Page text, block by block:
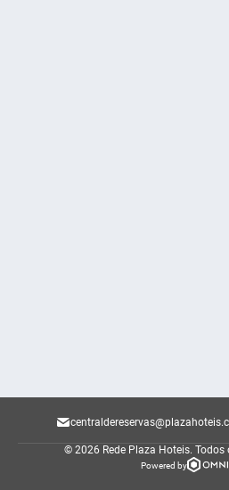
© 2026 Rede Plaza Hoteis. Todos
Powered by